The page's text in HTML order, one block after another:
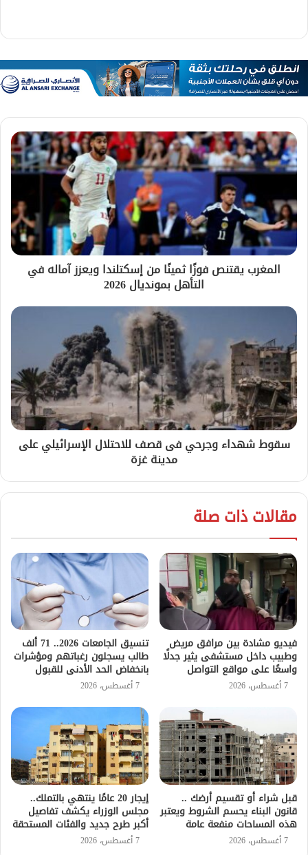
المغرب يقتنص فوزًا ثمينًا من إسكتلندا ويعزز آماله في
التأهل بمونديال 2026
سقوط شهداء وجرحي فى قصف للاحتلال الإسرائيلي على
مدينة غزة
مقالات ذات صلة
فيديو مشادة بين مرافق مريض
وطبيب داخل مستشفى يثير جدلًا
واسعًا على مواقع التواصل
7 أغسطس، 2026
تنسيق الجامعات 2026.. 71 ألف
طالب يسجلون رغباتهم ومؤشرات
بانخفاض الحد الأدنى للقبول
7 أغسطس، 2026
قبل شراء أو تقسيم أرضك ..
قانون البناء يحسم الشروط ويعتبر
هذه المساحات منفعة عامة
7 أغسطس، 2026
إيجار 20 عامًا ينتهي بالتملك..
مجلس الوزراء يكشف تفاصيل
أكبر طرح جديد والفئات المستحقة
7 أغسطس، 2026